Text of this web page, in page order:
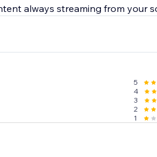
always streaming from your
5
4
3
2
1